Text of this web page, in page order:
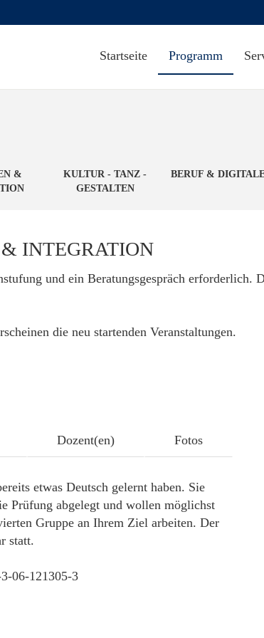
Startseite Programm
&
KULTUR - TANZ -
GESTALTEN
BERUF &
INTEGRATION
und ein Beratungsgespräch erforderlich.
die neu startenden Veranstaltungen.
Dozent(en) Fotos
etwas Deutsch gelernt haben. Sie
Prüfung abgelegt und wollen möglichst
Gruppe an Ihrem Ziel arbeiten. Der
statt.
06-121305-3